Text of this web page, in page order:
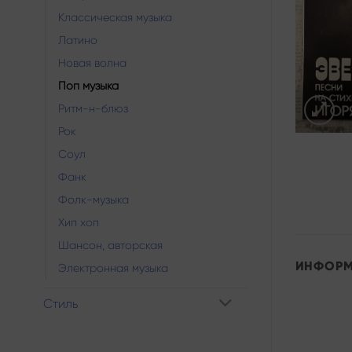
Классическая музыка
Латино
Новая волна
Поп музыка
Ритм-н-блюз
Рок
Соул
Фанк
Фолк-музыка
Хип хоп
Шансон, авторская
Электронная музыка
Стиль